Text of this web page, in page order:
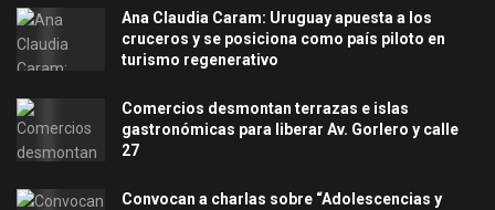
Ana Claudia Caram: Uruguay apuesta a los
cruceros y se posiciona como país piloto en
turismo regenerativo
Comercios desmontan terrazas e islas
gastronómicas para liberar Av. Gorlero y calle
27
Convocan a charlas sobre “Adolescencias y